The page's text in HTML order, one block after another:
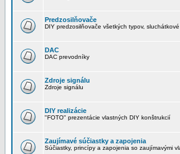
Predzosilňovače
DIY predzosilňovače všetkých typov,
DAC
DAC prevodníky
Zdroje signálu
Zdroje signálu
DIY realizácie
"FOTO" prezentácie vlastných DIY konštrukcií
Zaujímavé súčiastky a zapojenia
Súčiastky, princípy a zapojenia so zaujímavými